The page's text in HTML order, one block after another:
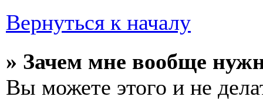
Вернуться к началу
» Зачем мне вообще
Вы можете этого и не